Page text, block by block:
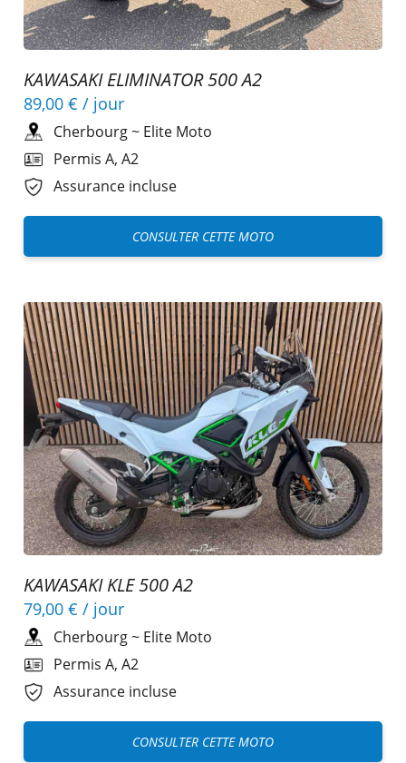
KAWASAKI ELIMINATOR 500 A2
89,00 € / jour
Cherbourg~ Elite Moto
Permis A, A2
Assurance incluse
CONSULTER CETTE MOTO
KAWASAKI KLE 500 A2
79,00 € / jour
Cherbourg~ Elite Moto
Permis A, A2
Assurance incluse
CONSULTER CETTE MOTO